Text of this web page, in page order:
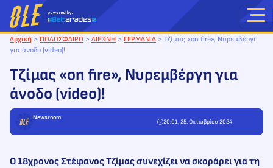
Μετάβαση
στο
περιεχόμενο
Αρχική > ΠΟΔΟΣΦΑΙΡΟ > ΔΙΕΘΝΗ > ΓΕΡΜΑΝΙΑ > Τζίμας «on fire», Νυρεμβέργη
για άνοδο (video)!
Τζίμας «on fire», Νυρεμβέργη για
άνοδο (video)!
Newsroom
20:01, 25. Οκτωβρίου 2024
Ο 18χρονος Στέφανος Τζίμας συνεχίζει να σκοράρει για τη